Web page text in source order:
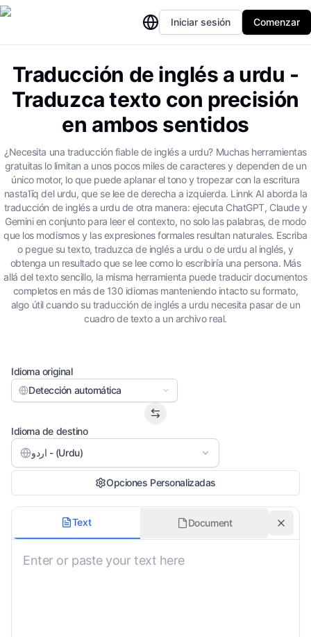
Iniciar sesión Comenzar
Traducción de inglés a urdu -
Traduzca texto con precisión
en ambos sentidos
¿Necesita una traducción fiable de inglés a urdu? Muchas herramientas
gratuitas lo limitan a unos pocos miles de caracteres y dependen de un
único motor, lo que puede aplanar el tono y tropezar con la escritura
nastaʿlīq del urdu, que se lee de derecha a izquierda. Linnk AI aborda la
traducción de inglés a urdu de otra manera: ejecuta ChatGPT, Claude y
Gemini en conjunto para leer el contexto, no solo las palabras, de modo
que los modismos y las expresiones formales resultan naturales. Escriba
o pegue su texto, traduzca de inglés a urdu o de urdu al inglés, y
obtenga un resultado que se lee como lo escribiría una persona. Más
allá del texto sencillo, la misma herramienta puede traducir documentos
completos en más de 130 idiomas manteniendo intacto su formato,
algo útil cuando su traducción de inglés a urdu necesita pasar de un
cuadro de texto a un archivo real.
Idioma original
Detección automática
Idioma de destino
اردو - (Urdu)
Opciones Personalizadas
Estilo de traducción
No especificado
Conservar formato original
Text Document